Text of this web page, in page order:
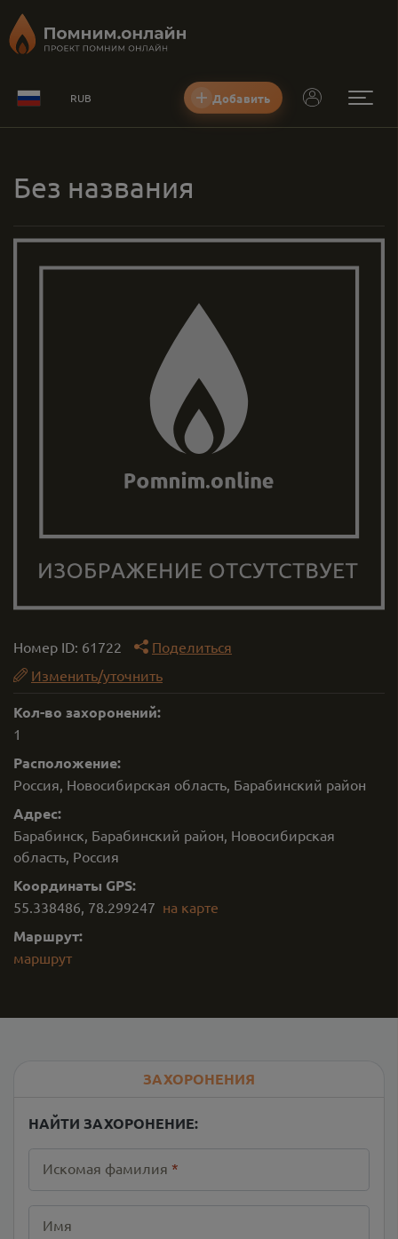
RUB Добавить
Без названия
Номер ID: 61722
Поделиться
Изменить/уточнить
Кол-во захоронений:
1
Расположение:
Россия, Новосибирская область, Барабинский район
Адрес:
Барабинск, Барабинский район, Новосибирская
область, Россия
Координаты GPS:
55.338486, 78.299247 на карте
Маршрут:
маршрут
ЗАХОРОНЕНИЯ
НАЙТИ ЗАХОРОНЕНИЕ:
Искомая фамилия *
Имя